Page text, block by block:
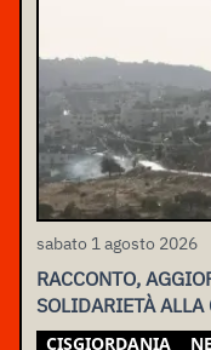
sabato 1 agosto 2026
RACCONTO,
SOLIDARIETÀ
CISGIORDANIA